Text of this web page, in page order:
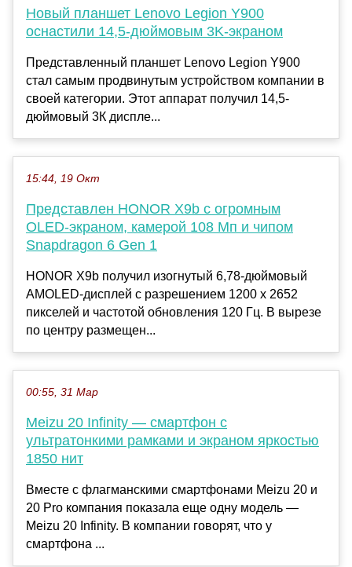
Новый планшет Lenovo Legion Y900
оснастили 14,5-дюймовым 3K-экраном
Представленный планшет Lenovo Legion Y900
стал самым продвинутым устройством компании в
своей категории. Этот аппарат получил 14,5-
дюймовый 3К диспле...
15:44, 19 Окт
Представлен HONOR X9b с огромным
OLED-экраном, камерой 108 Мп и чипом
Snapdragon 6 Gen 1
HONOR X9b получил изогнутый 6,78-дюймовый
AMOLED-дисплей с разрешением 1200 x 2652
пикселей и частотой обновления 120 Гц. В вырезе
по центру размещен...
00:55, 31 Мар
Meizu 20 Infinity — смартфон с
ультратонкими рамками и экраном яркостью
1850 нит
Вместе с флагманскими смартфонами Meizu 20 и
20 Pro компания показала еще одну модель —
Meizu 20 Infinity. В компании говорят, что у
смартфона ...